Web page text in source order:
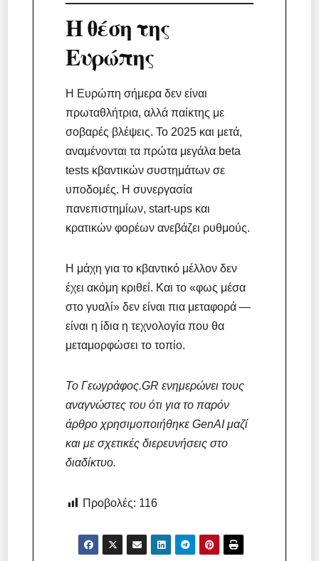
Η θέση της
Ευρώπης
Η Ευρώπη σήμερα δεν είναι
πρωταθλήτρια, αλλά παίκτης με
σοβαρές βλέψεις. Το 2025 και μετά,
αναμένονται τα πρώτα μεγάλα beta
tests κβαντικών συστημάτων σε
υποδομές. Η συνεργασία
πανεπιστημίων, start-ups και
κρατικών φορέων ανεβάζει ρυθμούς.
Η μάχη για το κβαντικό μέλλον δεν
έχει ακόμη κριθεί. Και το «φως μέσα
στο γυαλί» δεν είναι πια μεταφορά —
είναι η ίδια η τεχνολογία που θα
μεταμορφώσει το τοπίο.
Το Γεωγράφος.GR ενημερώνει τους
αναγνώστες του ότι για το παρόν
άρθρο χρησιμοποιήθηκε GenAI μαζί
και με σχετικές διερευνήσεις στο
διαδίκτυο.
Προβολές: 116